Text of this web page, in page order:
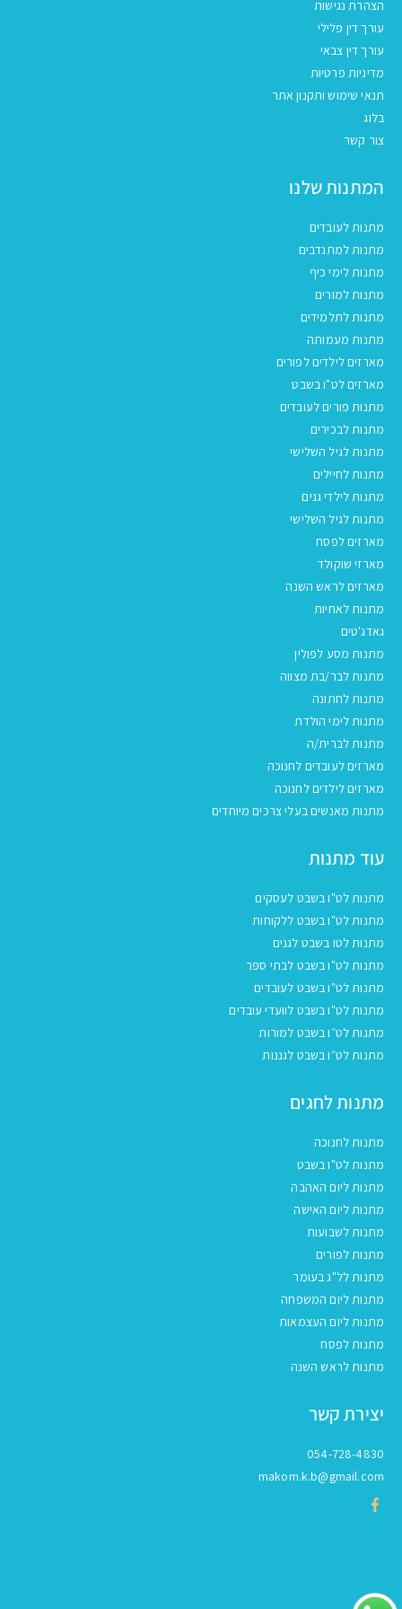
הצהרת נגישות
עורך דין פלילי
עורך דין צבאי
מדיניות פרטיות
תנאי שימוש ותקנון אתר
בלוג
צור קשר
המתנות שלנו
מתנות לעובדים
מתנות למתנדבים
מתנות לימי כיף
מתנות למורים
מתנות לתלמידים
מתנות מעמותה
מארזים לילדים לפורים
מארזים לט"ו בשבט
מתנות פורים לעובדים
מתנות לבכירים
מתנות לגיל השלישי
מתנות לחיילים
מתנות לילדי גנים
מתנות לגיל השלישי
מארזים לפסח
מארזי שוקולד
מארזים לראש השנה
מתנות לאחיות
גאדג'טים
מתנות מסע לפולין
מתנות לבר/בת מצווה
מתנות לחתונה
מתנות לימי הולדת
מתנות לברית/ה
מארזים לעובדים לחנוכה
מארזים לילדים לחנוכה
מתנות מאנשים בעלי צרכים מיוחדים
עוד מתנות
מתנות לט"ו בשבט לעסקים
מתנות לט"ו בשבט ללקוחות
מתנות לטו בשבט לגנים
מתנות לט"ו בשבט לבתי ספר
מתנות לט"ו בשבט לעובדים
מתנות לט"ו בשבט לוועדי עובדים
מתנות לט״ו בשבט למורות
מתנות לט״ו בשבט לגננות
מתנות לחגים
מתנות לחנוכה
מתנות לט"ו בשבט
מתנות ליום האהבה
מתנות ליום האישה
מתנות לשבועות
מתנות לפורים
מתנות לל"ג בעומר
מתנות ליום המשפחה
מתנות ליום העצמאות
מתנות לפסח
מתנות לראש השנה
יצירת קשר
054-728-4830
makom.k.b@gmail.com